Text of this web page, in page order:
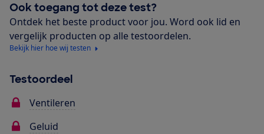
Ook toegang tot deze test?
Ontdek het beste product voor jou. Word ook lid en
vergelijk producten op alle testoordelen.
Bekijk hier hoe wij testen
Testoordeel
Ventileren
Geluid